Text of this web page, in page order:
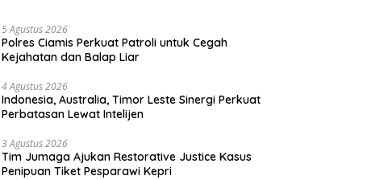
5 Agustus 2026
Polres Ciamis Perkuat Patroli untuk Cegah
Kejahatan dan Balap Liar
4 Agustus 2026
Indonesia, Australia, Timor Leste Sinergi Perkuat
Perbatasan Lewat Intelijen
3 Agustus 2026
Tim Jumaga Ajukan Restorative Justice Kasus
Penipuan Tiket Pesparawi Kepri